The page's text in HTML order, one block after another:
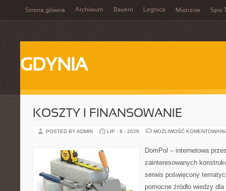
Strona główna Archiwum Bayern Legnica Mistrzów Spis
GDYNIA
KOSZTY I FINANSOWANIE
POSTED BY ADMIN LIP - 8 - 2026 MOŻLIWOŚĆ
DomPol – internetowa
zainteresowanych
serwis poświęcony
pomocne źródło wiedzy